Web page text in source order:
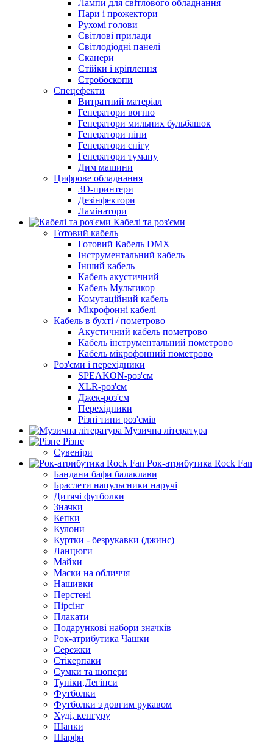
Лампи для світлового обладнання
Пари і прожектори
Рухомі голови
Світлові прилади
Світлодіодні панелі
Сканери
Стійки і кріплення
Стробоскопи
Спецефекти
Витратний матеріал
Генератори вогню
Генератори мильних бульбашок
Генератори піни
Генератори снігу
Генератори туману
Дим машини
Цифрове обладнання
3D-принтери
Дезінфектори
Ламінатори
Кабелі та роз'єми
Готовий кабель
Готовий Кабель DMX
Інструментальний кабель
Інший кабель
Кабель акустичний
Кабель Мультикор
Комутаційний кабель
Мікрофонні кабелі
Кабель в бухті / пометрово
Акустичний кабель пометрово
Кабель інструментальний пометрово
Кабель мікрофонний пометрово
Роз'єми і перехідники
SPEAKON-роз'єм
XLR-роз'єм
Джек-роз'єм
Перехідники
Різні типи роз'ємів
Музична література
Різне
Сувеніри
Рок-атрибутика Rock Fan
Бандани бафи балаклави
Браслети напульсники наручі
Дитячі футболки
Значки
Кепки
Кулони
Куртки - безрукавки (джинс)
Ланцюги
Майки
Маски на обличчя
Нашивки
Перстені
Пірсінг
Плакати
Подарункові набори значків
Рок-атрибутика Чашки
Сережки
Стікерпаки
Сумки та шопери
Туніки,Легінси
Футболки
Футболки з довгим рукавом
Худі, кенгуру
Шапки
Шарфи